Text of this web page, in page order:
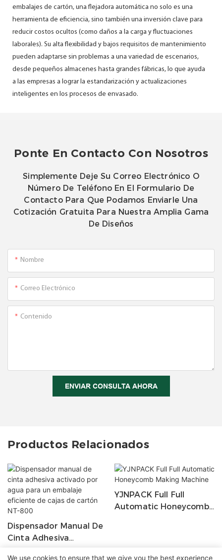
embalajes de cartón, una flejadora automática no solo es una
herramienta de eficiencia, sino también una inversión clave para
reducir costos ocultos (como daños a la carga y fluctuaciones
laborales). Su alta flexibilidad y bajos requisitos de mantenimiento
pueden adaptarse sin problemas a una variedad de escenarios,
desde pequeños almacenes hasta grandes fábricas, lo que ayuda
a las empresas a lograr la estandarización y actualizaciones
inteligentes en los procesos de envasado.
Ponte En Contacto Con Nosotros
Simplemente Deje Su Correo Electrónico O
Número De Teléfono En El Formulario De
Contacto Para Que Podamos Enviarle Una
Cotización Gratuita Para Nuestra Amplia Gama
De Diseños
Nombre
Correo Electrónico
Contenido
ENVIAR CONSULTA AHORA
Productos Relacionados
Dispensador Manual De
Cinta Adhesiva
YJNPACK Full Full
Automatic Honeycomb
We use cookies to ensure that we give you the best experience